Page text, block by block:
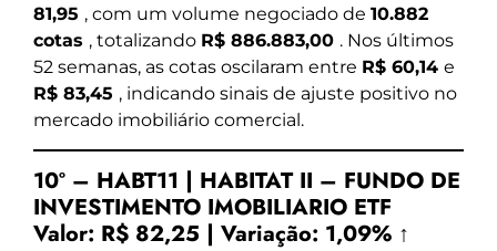
81,95 , com um volume negociado de 10.882
cotas , totalizando R$ 886.883,00 . Nos últimos
52 semanas, as cotas oscilaram entre R$ 60,14 e
R$ 83,45 , indicando sinais de ajuste positivo no
mercado imobiliário comercial.
10º – HABT11 | HABITAT II – FUNDO DE
INVESTIMENTO IMOBILIARIO ETF
Valor: R$ 82,25 | Variação: 1,09% ↑